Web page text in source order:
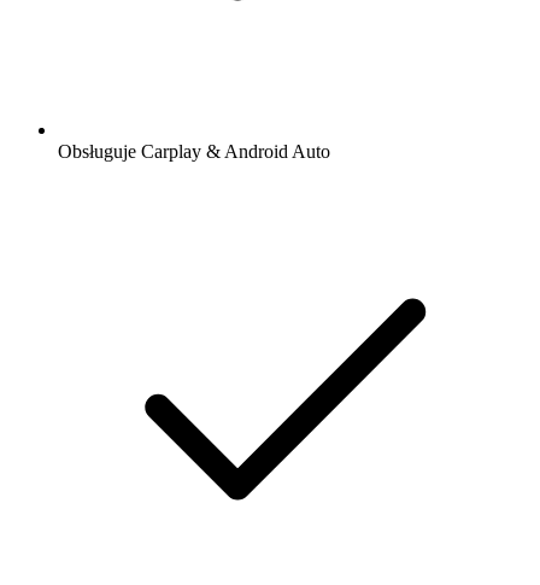
Obsługuje Carplay & Android Auto